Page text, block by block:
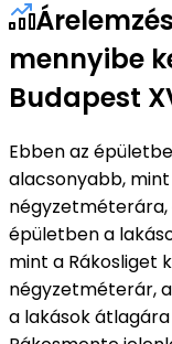
mennyibe
Budapest
Ebben az
alacsonyabb,
négyzetméterára,
épületben a
mint a Rákosliget
négyzetméterár,
a lakások átlagára